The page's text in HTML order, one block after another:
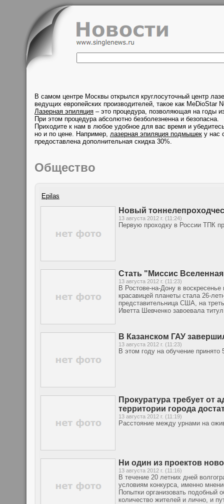
В самом центре Москвы открылся круглосуточный центр
ведущих европейских производителей, такое как MeDioStar
Лазерная эпиляция – это процедура, позволяющая на годы
При этом процедура абсолютно безболезненна и безопасна.
Приходите к нам в любое удобное для вас время и
но и по цене. Например, лазерная эпиляция подмышек у нас
предоставлена дополнительная скидка 30%.
Общество
Epilas
Новый
13 августа 2012 г. (11:24)
Первую проходку в России ТПК
Стать "Миссис
13 августа 2012 г. (11:23)
В Ростове-на-Дону в
красавицей планеты стала 26-
представительница США, на
Иветта Шевченко завоевала
В Казанском ГАУ
13 августа 2012 г. (11:23)
В этом году на обучение принято
Прокуратура требует от
территории города
13 августа 2012 г. (11:19)
Расстояние между урнами на
Ни один из проектов
13 августа 2012 г. (11:16)
В течение 20 летних дней
условиям конкурса, именно
Попытки организовать подобный
количество жителей и лично, и